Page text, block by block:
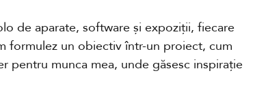
de aparate, software și expoziții, fiecare
formulez un obiectiv într-un proiect, cum
pentru munca mea, unde găsesc inspirație